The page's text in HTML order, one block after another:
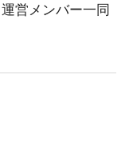
営メンバー一同